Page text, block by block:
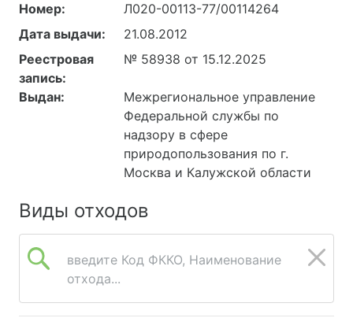
Номер:
Л020-00113-77/00114264
Дата выдачи:
21.08.2012
Реестровая
запись:
№ 58938 от 15.12.2025
Выдан:
Межрегиональное управление
Федеральной службы по
надзору в сфере
природопользования по г.
Москва и Калужской области
Виды отходов
введите Код ФККО, Наименование
отхода...